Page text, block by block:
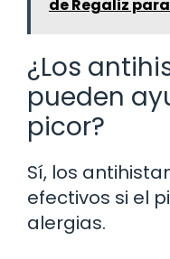
de Regaliz
¿Los
pueden
picor?
Sí, los
efectivos si el
alergias.